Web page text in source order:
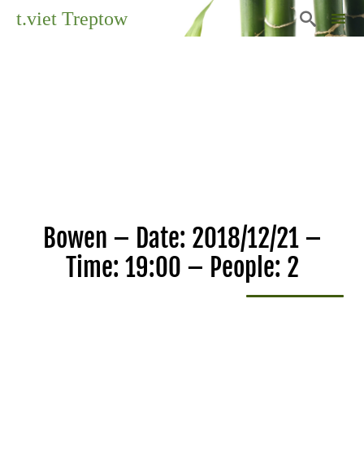
t.viet Treptow 
Bowen – Date: 2018/12/21 –
Time: 19:00 – People: 2